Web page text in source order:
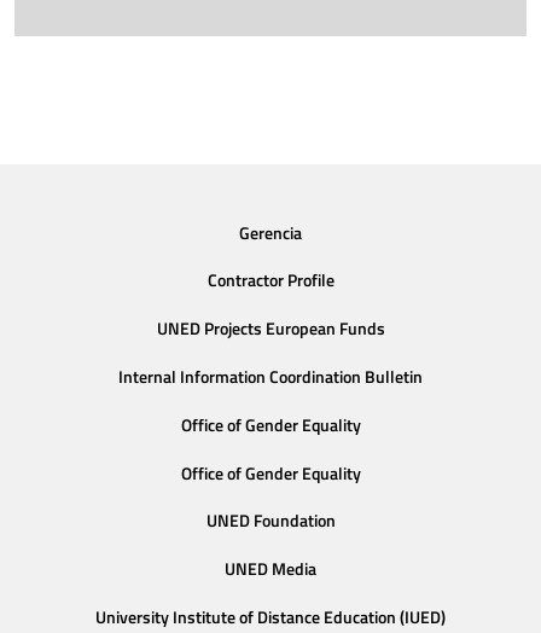
Gerencia
Contractor Profile
UNED Projects European Funds
Internal Information Coordination Bulletin
Office of Gender Equality
Office of Gender Equality
UNED Foundation
UNED Media
University Institute of Distance Education (IUED)